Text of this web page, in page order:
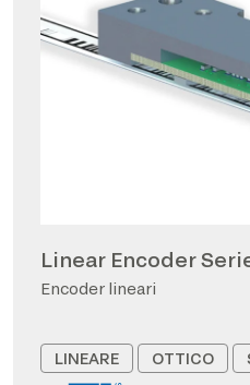
Linear Encoder
Encoder lineari
LINEARE OTTICO